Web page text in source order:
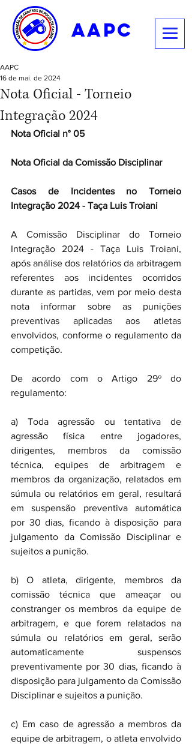
aapc
Nota Oficial - Torneio
Integração 2024
AAPC
16 de mai. de 2024
Nota Oficial n° 05
Nota Oficial da Comissão Disciplinar
Casos de Incidentes no Torneio
Integração 2024 - Taça Luis Troiani
A Comissão Disciplinar do Torneio
Integração 2024 - Taça Luis Troiani,
após análise dos relatórios da arbitragem
referentes aos incidentes ocorridos
durante as partidas, vem por meio desta
nota informar sobre as punições
preventivas aplicadas aos atletas
envolvidos, conforme o regulamento da
competição.
De acordo com o Artigo 29º do
regulamento:
a) Toda agressão ou tentativa de
agressão física entre jogadores,
dirigentes, membros da comissão
técnica, equipes de arbitragem e
membros da organização, relatados em
súmula ou relatórios em geral, resultará
em suspensão preventiva automática
por 30 dias, ficando à disposição para
julgamento da Comissão Disciplinar e
sujeitos a punição.
b) O atleta, dirigente, membros da
comissão técnica que ameaçar ou
constranger os membros da equipe de
arbitragem, e que forem relatados na
súmula ou relatórios em geral, serão
automaticamente suspensos
preventivamente por 30 dias, ficando à
disposição para julgamento da Comissão
Disciplinar e sujeitos a punição.
c) Em caso de agressão a membros da
equipe de arbitragem, o atleta envolvido